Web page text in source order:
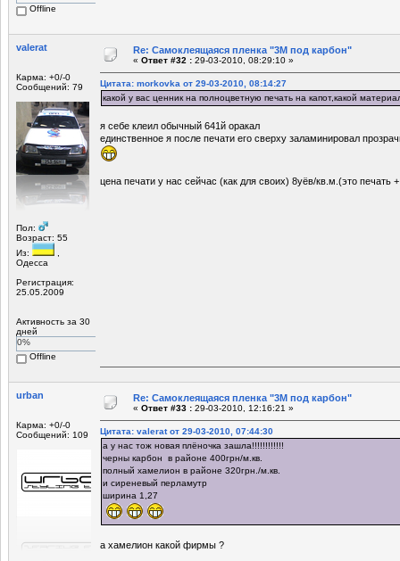
Offline
valerat
Карма: +0/-0
Сообщений: 79
Пол:
Возраст: 55
Из:
Одесса
Регистрация:
25.05.2009
Активность за 30
дней
0%
Offline
Re: Самоклеящаяся пленка "3М под карбон"
« Ответ #32 : 29-03-2010, 08:29:10 »
Цитата: morkovka от 29-03-2010, 08:14:27
какой у вас ценник на полноцветную печать на капот,какой
я себе клеил обычный 641й оракал
единственное я после печати его сверху заламинировал
цена печати у нас сейчас (как для своих) 8уёв/кв.м.(это печать
urban
Карма: +0/-0
Сообщений: 109
Re: Самоклеящаяся пленка "3М под карбон"
« Ответ #33 : 29-03-2010, 12:16:21 »
Цитата: valerat от 29-03-2010, 07:44:30
а у нас тож новая плёночка зашла!!!!!!!!!!!!
черны карбон в районе 400грн/м.кв.
полный хамелион в районе 320грн./м.кв.
и сиреневый перламутр
ширина 1,27
а хамелион какой фирмы ?